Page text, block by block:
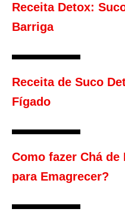
Receita Detox:
Barriga
Receita de Suco
Fígado
Como fazer Chá
para Emagrecer?